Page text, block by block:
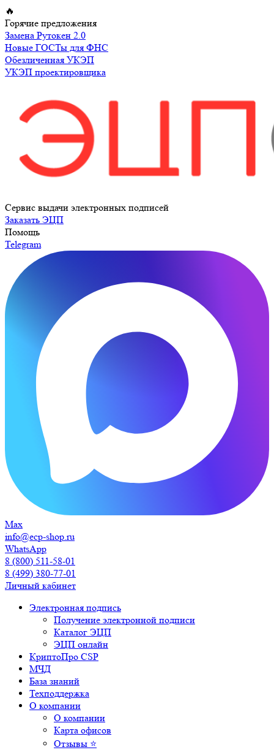
Перейти
к
содержимому
🔥
Горячие предложения
Замена Рутокен 2.0
Новые ГОСТы для ФНС
Обезличенная УКЭП
УКЭП проектировщика
Сервис выдачи электронных подписей
Заказать ЭЦП
Помощь
Telegram
Max
info@ecp-shop.ru
WhatsApp
8 (800) 511-58-01
8 (499) 380-77-01
Личный кабинет
Электронная подпись
Получение электронной подписи
Каталог ЭЦП
ЭЦП онлайн
КриптоПро CSP
МЧД
База знаний
Техподдержка
О компании
О компании
Карта офисов
Отзывы ⭐